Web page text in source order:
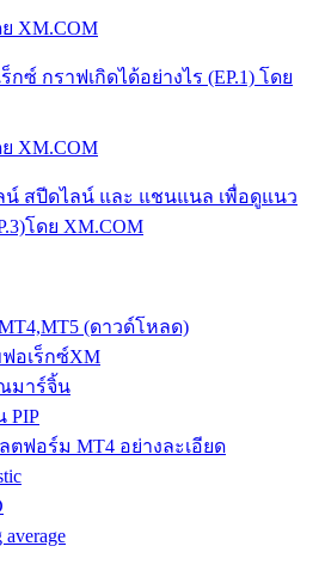
XM.COM
กซ์ กราฟเกิดได้อย่างไร (EP.1) โดย
XM.COM
น์ สปีดไลน์ และ แชนแนล เพื่อดูแนว
โดย XM.COM
(ดาวด์โหลด)
ฟอเร็กซ์XM
มาร์จิ้น
PIP
ตฟอร์ม MT4 อย่างละเอียด